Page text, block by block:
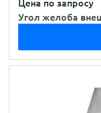
Цена по запросу
Угол желоба